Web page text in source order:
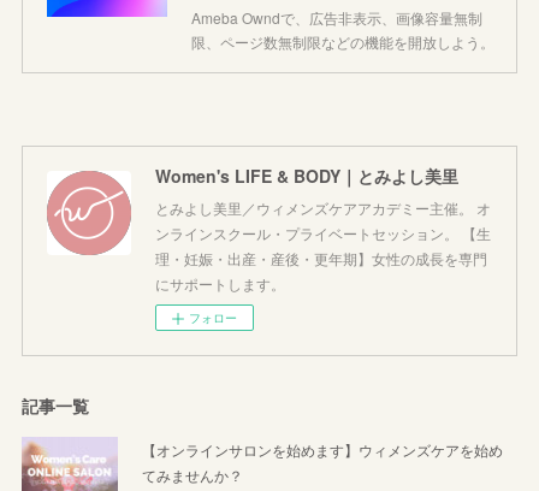
Ameba Owndで、広告非表示、画像容量無制
限、ページ数無制限などの機能を開放しよう。
Women's LIFE & BODY｜とみよし美里
とみよし美里／ウィメンズケアアカデミー主催。 オ
ンラインスクール・プライベートセッション。 【生
理・妊娠・出産・産後・更年期】女性の成長を専門
にサポートします。
フォロー
記事一覧
【オンラインサロンを始めます】ウィメンズケアを始め
てみませんか？